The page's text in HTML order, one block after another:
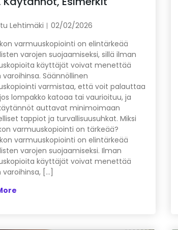
Lehtimäki
02/02/2026
varmuuskopiointi on elintärkeää
varojen suojaamiseksi, sillä ilman
käyttäjät voivat menettää
varoihinsa. Säännöllinen
varmistaa, että voit palauttaa
lompakko katoaa tai vaurioituu, ja
auttavat minimoimaan
tappiot ja turvallisuusuhkat. Miksi
varmuuskopiointi on tärkeää?
varmuuskopiointi on elintärkeää
varojen suojaamiseksi. Ilman
käyttäjät voivat menettää
[…]